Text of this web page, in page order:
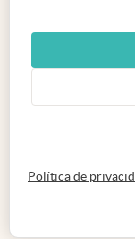
Política de